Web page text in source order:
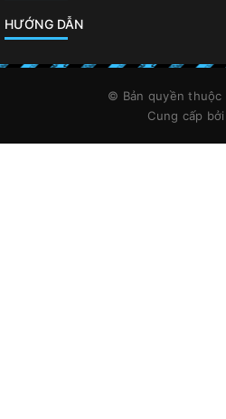
HƯỚNG DẪN
© Bản quyền thuộc
Cung cấp bởi